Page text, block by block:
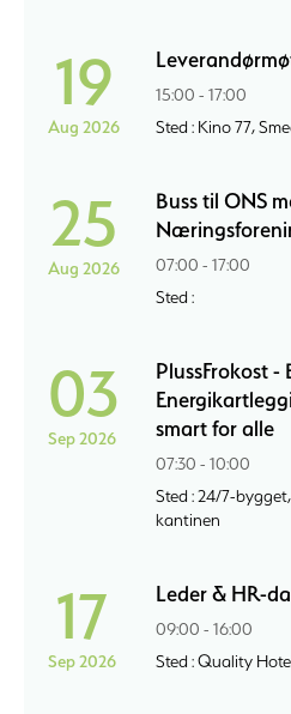
19
Aug 2026
15:00 - 17:00
Sted : Kino 77,
25
Aug 2026
Buss til ONS
07:00 - 17:00
Sted :
03
Sep 2026
PlussFrokost
smart for alle
07:30 - 10:00
Sted : 24/7-
kantinen
17
Sep 2026
Leder & HR-
09:00 - 16:00
Sted : Quality